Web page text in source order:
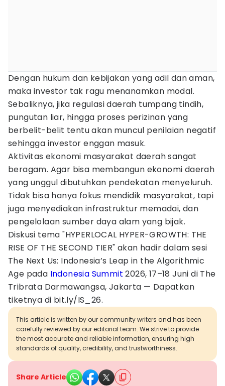
Dengan hukum dan kebijakan yang adil dan aman,
maka investor tak ragu menanamkan modal.
Sebaliknya, jika regulasi daerah tumpang tindih,
pungutan liar, hingga proses perizinan yang
berbelit-belit tentu akan muncul penilaian negatif
sehingga investor enggan masuk.
Aktivitas ekonomi masyarakat daerah sangat
beragam. Agar bisa membangun ekonomi daerah
yang unggul dibutuhkan pendekatan menyeluruh.
Tidak bisa hanya fokus mendidik masyarakat, tapi
juga menyediakan infrastruktur memadai, dan
pengelolaan sumber daya alam yang bijak.
Diskusi tema "HYPERLOCAL HYPER-GROWTH: THE
RISE OF THE SECOND TIER" akan hadir dalam sesi
The Next Us: Indonesia’s Leap in the Algorithmic
Age pada Indonesia Summit 2026, 17–18 Juni di The
Tribrata Darmawangsa, Jakarta — Dapatkan
tiketnya di bit.ly/IS_26.
This article is written by our community writers and has been
carefully reviewed by our editorial team. We strive to provide
the most accurate and reliable information, ensuring high
standards of quality, credibility, and trustworthiness.
Share Article